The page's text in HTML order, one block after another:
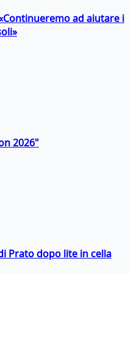
ad aiutare i
2026"
Prato dopo lite in cella